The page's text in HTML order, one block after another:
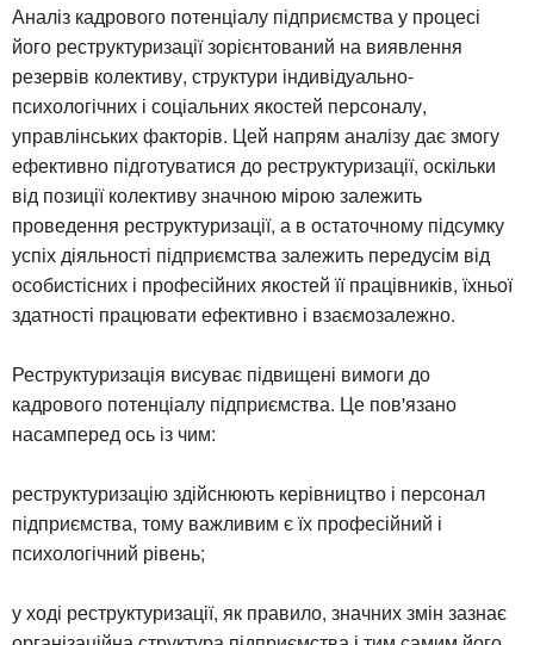
Аналіз кадрового потенціалу підприємства у процесі
його реструктуризації зорієнтований на виявлення
резервів колективу, структури індивідуально-
психологічних і соціальних якостей персоналу,
управлінських факторів. Цей напрям аналізу дає змогу
ефективно підготуватися до реструктуризації, оскільки
від позиції колективу значною мірою залежить
проведення реструктуризації, а в остаточному підсумку
успіх діяльності підприємства залежить передусім від
особистісних і професійних якостей її працівників, їхньої
здатності працювати ефективно і взаємозалежно.
Реструктуризація висуває підвищені вимоги до
кадрового потенціалу підприємства. Це пов'язано
насамперед ось із чим:
реструктуризацію здійснюють керівництво і персонал
підприємства, тому важливим є їх професійний і
психологічний рівень;
у ході реструктуризації, як правило, значних змін зазнає